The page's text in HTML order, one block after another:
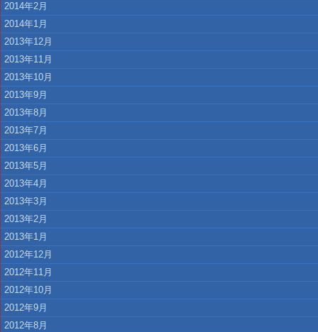
2014年2月
2014年1月
2013年12月
2013年11月
2013年10月
2013年9月
2013年8月
2013年7月
2013年6月
2013年5月
2013年4月
2013年3月
2013年2月
2013年1月
2012年12月
2012年11月
2012年10月
2012年9月
2012年8月